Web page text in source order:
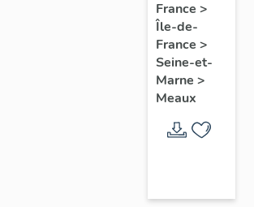
collectif
sur les
cours
communes
du
Faubourg
Saint-
France >
Île-de-
France >
Seine-et-
Marne >
Meaux